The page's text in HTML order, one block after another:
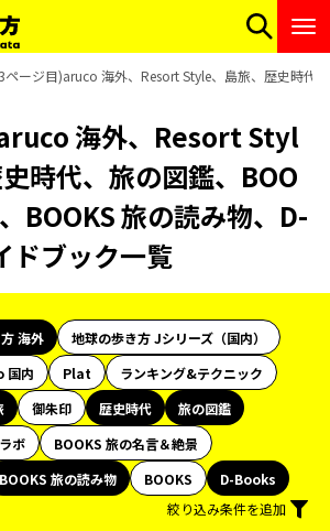
ページ目)aruco 海外、Resort Style、島旅、歴史時代
海外、Resort Styl
時代、旅の図鑑、BOO
BOOKS 旅の読み物、D-
ドブック一覧
海外
地球の歩き方 Jシリーズ（国内）
国内 Plat
ランキング&テクニック
御朱印 歴史時代
旅の図鑑
ボ
BOOKS 旅の名言＆絶景
BOOKS 旅の読み物 BOOKS
D-Books
絞り込み条件を追加